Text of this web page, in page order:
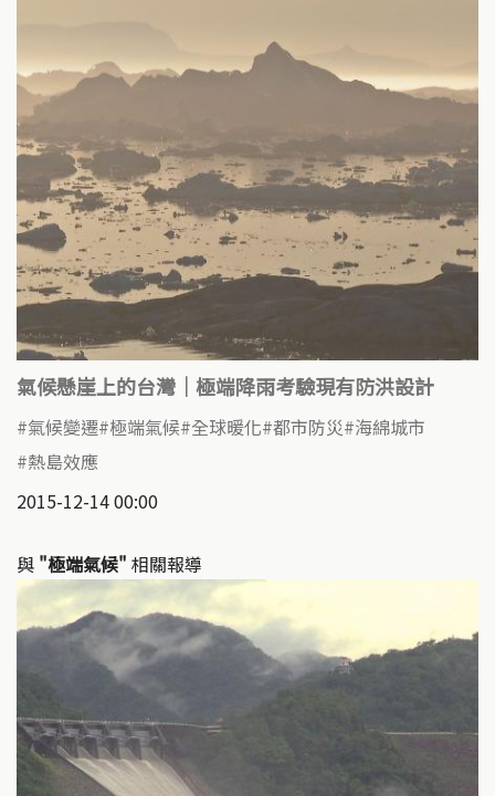
氣候懸崖上的台灣｜極端降雨考驗現有防洪設計
氣候變遷 極端氣候 全球暖化 都市防災 海綿城市
熱島效應
2015-12-14 00:00
與 "極端氣候" 相關報導